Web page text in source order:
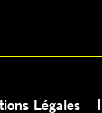
Légales